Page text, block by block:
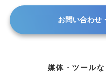
お問い合わせ
媒体・ツール